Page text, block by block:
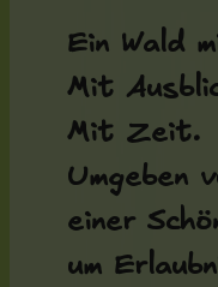
Ein Wald
Mit
Mit Zeit.
Umgeben
einer
um